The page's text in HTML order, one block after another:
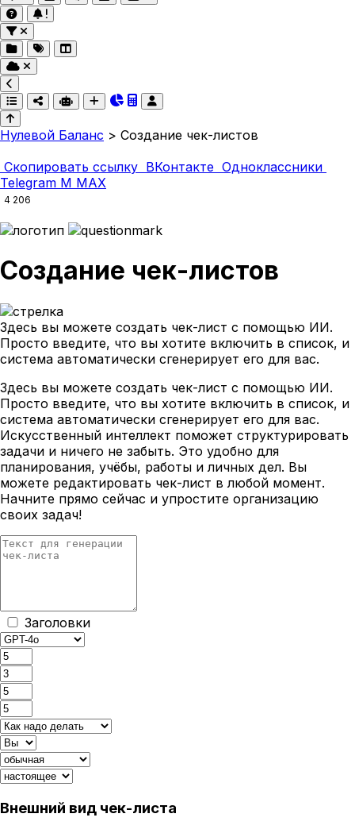
Нулевой Баланс > Создание чек-листов
Скопировать ссылку ВКонтакте Одноклассники
Telegram M MAX
4 206
Создание чек-листов
Здесь вы можете создать чек-лист с помощью ИИ.
Просто введите, что вы хотите включить в список, и
система автоматически сгенерирует его для вас.
Здесь вы можете создать чек-лист с помощью ИИ.
Просто введите, что вы хотите включить в список, и
система автоматически сгенерирует его для вас.
Искусственный интеллект поможет структурировать
задачи и ничего не забыть. Это удобно для
планирования, учёбы, работы и личных дел. Вы
можете редактировать чек-лист в любой момент.
Начните прямо сейчас и упростите организацию
своих задач!
Заголовки
Внешний вид чек-листа